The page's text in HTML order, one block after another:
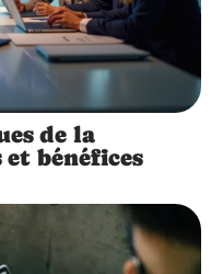
de la
bénéfices